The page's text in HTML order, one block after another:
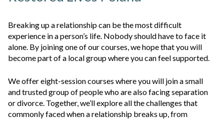
Breaking up a relationship can be the most difficult
experience in a person’s life. Nobody should have to face it
alone. By joining one of our courses, we hope that you will
become part of a local group where you can feel supported.
We offer eight-session courses where you will join a small
and trusted group of people who are also facing separation
or divorce. Together, we’ll explore all the challenges that
commonly faced when a relationship breaks up, from